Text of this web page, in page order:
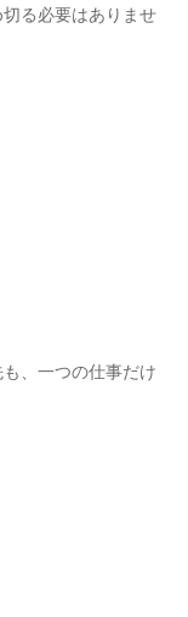
る必要はありませ
、一つの仕事だけ